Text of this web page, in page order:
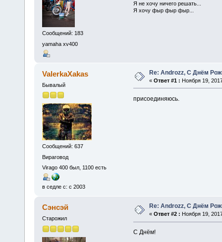
Сообщений: 183
yamaha xv400
Я не хочу ничего решать...
Я хочу фыр фыр фыр...
ValerkaXakas
Бывалый
Сообщений: 637
Вираговод
Virago 400 был, 1100 есть
в седле с: с 2003
Re: Androzz, С Днём
« Ответ #1 : Ноября 19,
присоединяюсь.
Сэнсэй
Старожил
Re: Androzz, С Днём
« Ответ #2 : Ноября 19,
С Днём!